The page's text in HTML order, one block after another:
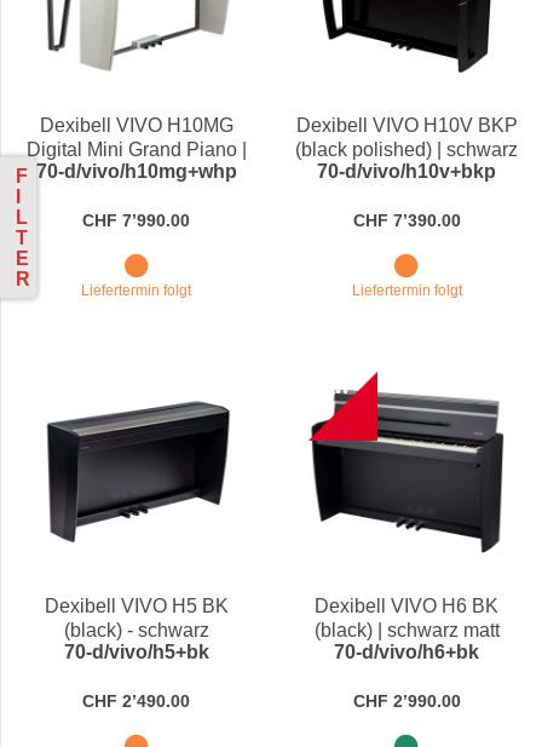
F
L
T
E
R
Dexibell VIVO H10MG
Digital Mini Grand Piano |
white polished
70-d/vivo/h10mg+whp
CHF 7’990.00
Liefertermin folgt
Dexibell VIVO H10V BKP
(black polished) | schwarz
Hochglanz lackiert
70-d/vivo/h10v+bkp
CHF 7’390.00
Liefertermin folgt
Dexibell VIVO H5 BK
(black) - schwarz
70-d/vivo/h5+bk
CHF 2’490.00
NEW
Dexibell VIVO H6 BK
(black) | schwarz matt
70-d/vivo/h6+bk
CHF 2’990.00